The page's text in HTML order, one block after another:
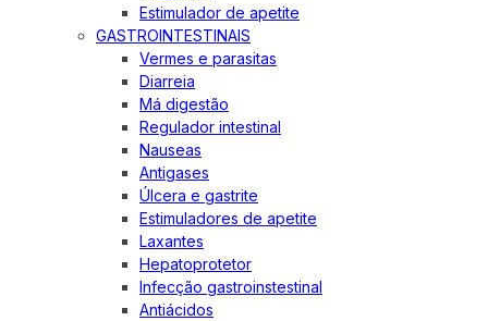
Estimulador de apetite
GASTROINTESTINAIS
Vermes e parasitas
Diarreia
Má digestão
Regulador intestinal
Nauseas
Antigases
Úlcera e gastrite
Estimuladores de apetite
Laxantes
Hepatoprotetor
Infecção gastroinstestinal
Antiácidos